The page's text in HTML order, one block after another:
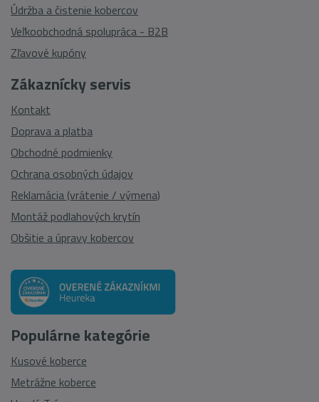
Zákaznícky servis
Kontakt
Doprava a platba
Obchodné podmienky
Ochrana osobných údajov
Reklamácia (vrátenie / výmena)
Montáž podlahových krytín
Obšitie a úpravy kobercov
Údržba a čistenie kobercov
Veľkoobchodná spolupráca - B2B
Zľavové kupóny
Populárne kategórie
Kusové koberce
Metrážne koberce